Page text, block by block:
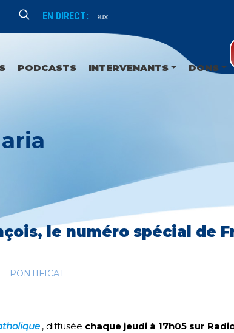
EN DIRECT:
Mystères Douloureux
PODCASTS INTERVENANTS DONS
le numéro spécial de
PONTIFICAT
, diffusée chaque jeudi à 17h05 sur